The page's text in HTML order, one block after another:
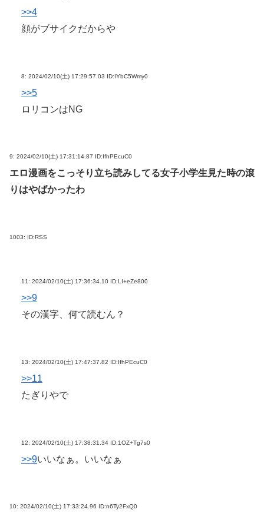
>>4
顔がブサイクだからや
8: 2024/02/10(土) 17:29:57.03 ID:IYbC5Wmy0
>>5
ロリコンはNG
9: 2024/02/10(土) 17:31:14.87 ID:IfhPEcuC0
エロ漫画をこっそり立ち読みしてる女子小学生見た時の滾
りはやばかったわ
1003: ID:RSS
11: 2024/02/10(土) 17:36:34.10 ID:LI+eZe800
>>9
その漢字、何て読むん？
13: 2024/02/10(土) 17:47:37.82 ID:IfhPEcuC0
>>11
たぎりやで
12: 2024/02/10(土) 17:38:31.34 ID:1OZ+Tg7s0
>>9いいなぁ。いいなぁ
10: 2024/02/10(土) 17:33:24.96 ID:n6Ty2FxQ0